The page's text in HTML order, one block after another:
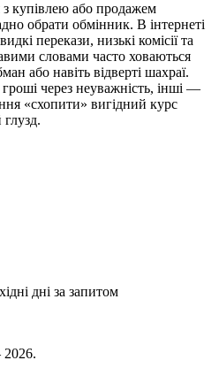
купівлею або продажем
обрати обмінник. В інтернеті
перекази, низькі комісії та
словами часто ховаються
або навіть відверті шахраї.
через неуважність, інші —
«схопити» вигідний курс
дні за запитом
2026.